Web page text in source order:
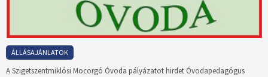
ÁLLÁSAJÁNLATOK
A Szigetszentmiklósi Mocorgó Óvoda pályázatot hirdet Óvodapedagógus